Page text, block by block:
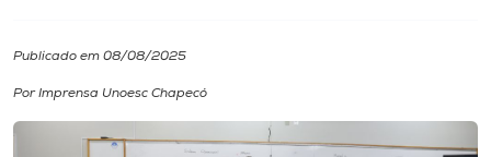
Internacionalização
I.nova
Publicado em 08/08/2025
Por Imprensa Unoesc Chapecó